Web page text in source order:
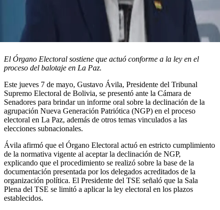
El Órgano Electoral sostiene que actuó conforme a la ley en el
proceso del balotaje en La Paz.
Este jueves 7 de mayo, Gustavo Ávila, Presidente del Tribunal
Supremo Electoral de Bolivia, se presentó ante la Cámara de
Senadores para brindar un informe oral sobre la declinación de la
agrupación Nueva Generación Patriótica (NGP) en el proceso
electoral en La Paz, además de otros temas vinculados a las
elecciones subnacionales.
Ávila afirmó que el Órgano Electoral actuó en estricto cumplimiento
de la normativa vigente al aceptar la declinación de NGP,
explicando que el procedimiento se realizó sobre la base de la
documentación presentada por los delegados acreditados de la
organización política. El Presidente del TSE señaló que la Sala
Plena del TSE se limitó a aplicar la ley electoral en los plazos
establecidos.